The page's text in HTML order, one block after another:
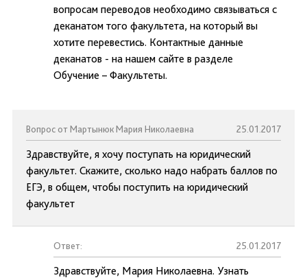
вопросам переводов необходимо связываться с
деканатом того факультета, на который вы
хотите перевестись. Контактные данные
деканатов - на нашем сайте в разделе
Обучение – Факультеты.
Вопрос от Мартынюк Мария Николаевна 25.01.2017
Здравствуйте, я хочу поступать на юридический
факультет. Скажите, сколько надо набрать баллов по
ЕГЭ, в общем, чтобы поступить на юридический
факультет
Ответ: 25.01.2017
Здравствуйте, Мария Николаевна. Узнать